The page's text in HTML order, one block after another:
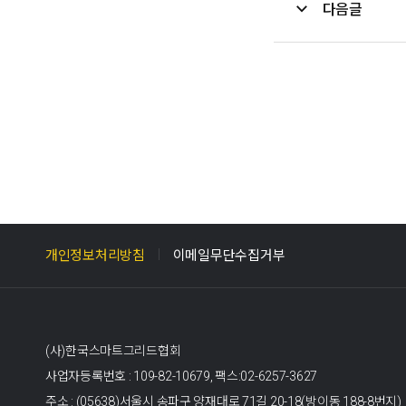
다음글
개인정보처리방침 이메일무단수집거부
(사)한국스마트그리드협회
사업자등록번호 : 109-82-10679, 팩스:02-6257-3627
주소 : (05638)서울시 송파구 양재대로 71길 20-18(방이동 188-8번지)